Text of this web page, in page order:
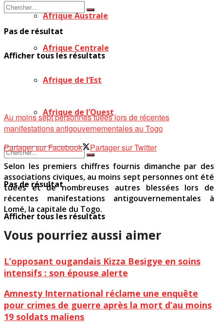
Pas de résultat
Afficher tous les résultats
Afrique Australe
Afrique Centrale
Afrique de l’Est
Afrique de l’Ouest
Pas de résultat
Afficher tous les résultats
Au moins sept personnes tuées lors de récentes
manifestations antigouvernementales au Togo
Partager sur Facebook
Partager sur Twitter
Selon les premiers chiffres fournis dimanche par des
associations civiques, au moins sept personnes ont été
tuées et de nombreuses autres blessées lors de
récentes manifestations antigouvernementales à
Lomé, la capitale du Togo.
Vous pourriez aussi aimer
L’opposant ougandais Kizza Besigye en soins
intensifs : son épouse alerte
Amnesty International réclame une enquête
pour crimes de guerre après la mort d’au moins
19 soldats maliens